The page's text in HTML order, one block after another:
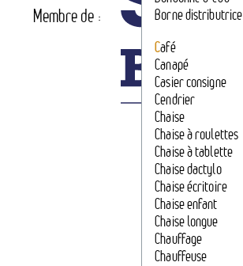
Borne
Café
Canapé
Casier consigne
Cendrier
Chaise
Chaise à roulettes
Chaise à tablette
Chaise dactylo
Chaise écritoire
Chaise enfant
Chaise longue
Chauffage
Chauffeuse
Membre de :